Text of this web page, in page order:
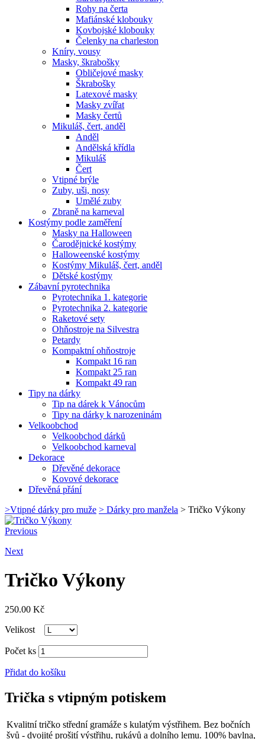
Rohy na čerta
Mafiánské klobouky
Kovbojské klobouky
Čelenky na charleston
Kníry, vousy
Masky, škrabošky
Obličejové masky
Škrabošky
Latexové masky
Masky zvířat
Masky čertů
Mikuláš, čert, anděl
Anděl
Andělská křídla
Mikuláš
Čert
Vtipné brýle
Zuby, uši, nosy
Umělé zuby
Zbraně na karneval
Kostýmy podle zaměření
Masky na Halloween
Čarodějnické kostýmy
Halloweenské kostýmy
Kostýmy Mikuláš, čert, anděl
Dětské kostýmy
Zábavní pyrotechnika
Pyrotechnika 1. kategorie
Pyrotechnika 2. kategorie
Raketové sety
Ohňostroje na Silvestra
Petardy
Kompaktní ohňostroje
Kompakt 16 ran
Kompakt 25 ran
Kompakt 49 ran
Tipy na dárky
Tip na dárek k Vánocům
Tipy na dárky k narozeninám
Velkoobchod
Velkoobchod dárků
Velkoobchod karneval
Dekorace
Dřevěné dekorace
Kovové dekorace
Dřevěná přání
>Vtipné dárky pro muže > Dárky pro manžela > Tričko Výkony
Previous
Next
Tričko Výkony
250.00 Kč
Velikost
Počet ks
Přidat do košíku
Trička s vtipným potiskem
Kvalitní tričko střední gramáže s kulatým výstřihem. Bez bočních
švů - dvojité prošití výstřihu, rukávů a dolního lemu. 100% bavlna,